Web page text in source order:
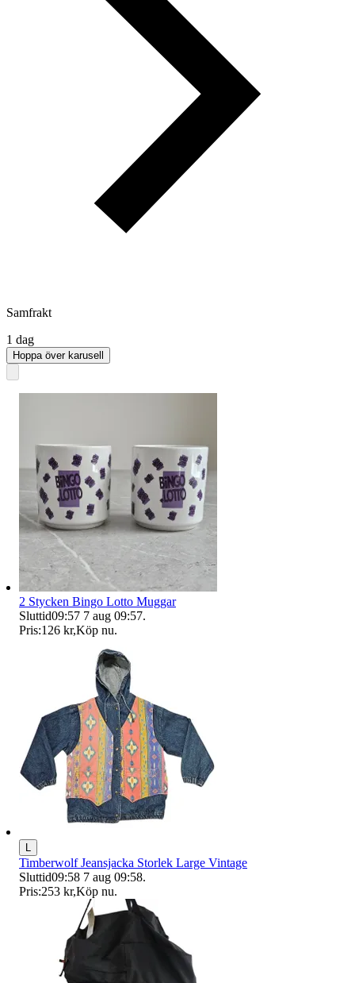
Samfrakt
1 dag
Hoppa över karusell
2 Stycken Bingo Lotto Muggar
Sluttid09:57 7 aug 09:57.
Pris:126 kr,Köp nu.
Timberwolf Jeansjacka Storlek Large Vintage
Sluttid09:58 7 aug 09:58.
Pris:253 kr,Köp nu.